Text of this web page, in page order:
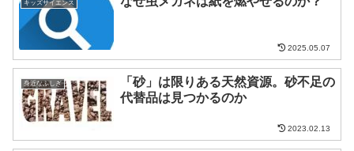
キッズサイエンス
2025.05.07
身近なふしぎ
「砂」は限りある天然資源。砂不足の
代替品は見つかるのか
2023.02.13